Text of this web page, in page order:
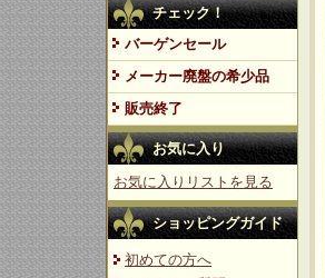
チェック！
バーゲンセール
メーカー廃盤の希少品
販売終了
お気に入り
お気に入りリストを見る
ショッピングガイド
初めての方へ